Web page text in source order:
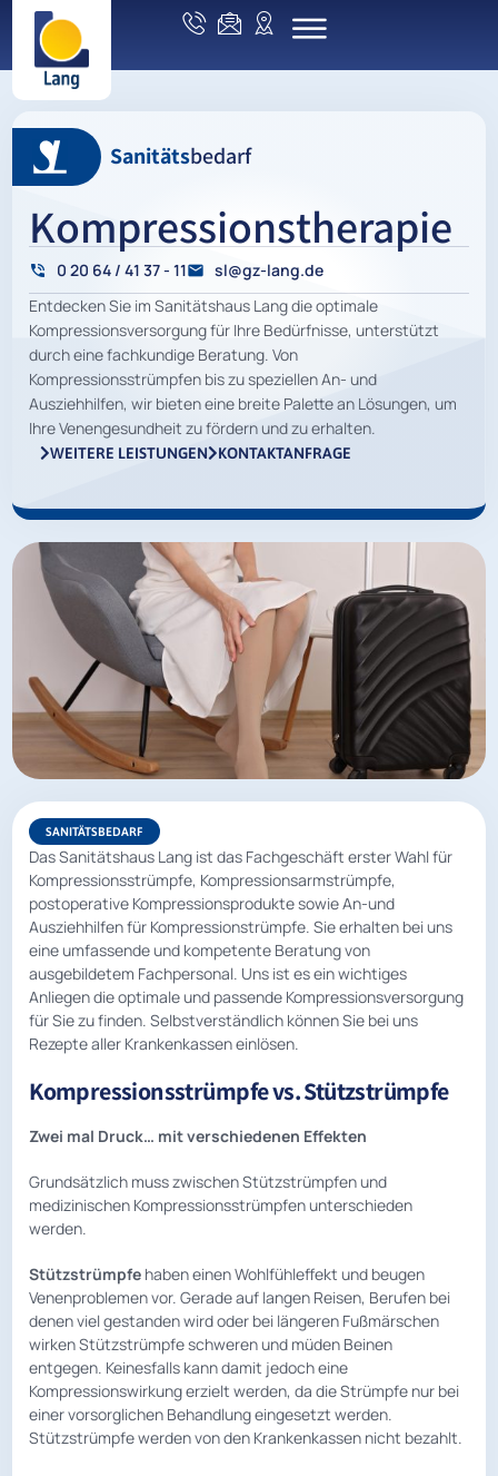
Sanitätsbedarf
Kompressionstherapie
0 20 64 / 41 37 - 11
sl@gz-lang.de
Entdecken Sie im Sanitätshaus Lang die optimale
Kompressionsversorgung für Ihre Bedürfnisse, unterstützt
durch eine fachkundige Beratung. Von
Kompressionsstrümpfen bis zu speziellen An- und
Ausziehhilfen, wir bieten eine breite Palette an Lösungen, um
Ihre Venengesundheit zu fördern und zu erhalten.
WEITERE LEISTUNGEN KONTAKTANFRAGE
SANITÄTSBEDARF
Das Sanitätshaus Lang ist das Fachgeschäft erster Wahl für
Kompressionsstrümpfe, Kompressionsarmstrümpfe,
postoperative Kompressionsprodukte sowie An-und
Ausziehhilfen für Kompressionstrümpfe. Sie erhalten bei uns
eine umfassende und kompetente Beratung von
ausgebildetem Fachpersonal. Uns ist es ein wichtiges
Anliegen die optimale und passende Kompressionsversorgung
für Sie zu finden. Selbstverständlich können Sie bei uns
Rezepte aller Krankenkassen einlösen.
Kompressionsstrümpfe vs. Stützstrümpfe
Zwei mal Druck… mit verschiedenen Effekten
Grundsätzlich muss zwischen Stützstrümpfen und
medizinischen Kompressionsstrümpfen unterschieden
werden.
Stützstrümpfe haben einen Wohlfühleffekt und beugen
Venenproblemen vor. Gerade auf langen Reisen, Berufen bei
denen viel gestanden wird oder bei längeren Fußmärschen
wirken Stützstrümpfe schweren und müden Beinen
entgegen. Keinesfalls kann damit jedoch eine
Kompressionswirkung erzielt werden, da die Strümpfe nur bei
einer vorsorglichen Behandlung eingesetzt werden.
Stützstrümpfe werden von den Krankenkassen nicht bezahlt.